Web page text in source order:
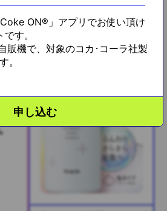
ON®」アプリでお使い頂け
す。
販機で、対象のコカ･コーラ社製
。
申し込む